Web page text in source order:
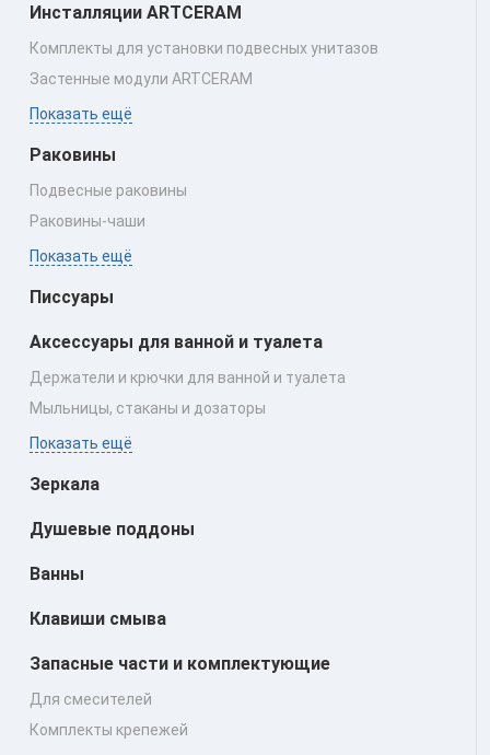
Инсталляции ARTCERAM
Комплекты для установки подвесных унитазов
Застенные модули ARTCERAM
Показать ещё
Раковины
Подвесные раковины
Раковины‑чаши
Показать ещё
Писсуары
Аксессуары для ванной и туалета
Держатели и крючки для ванной и туалета
Мыльницы, стаканы и дозаторы
Показать ещё
Зеркала
Душевые поддоны
Ванны
Клавиши смыва
Запасные части и комплектующие
Для смесителей
Комплекты крепежей